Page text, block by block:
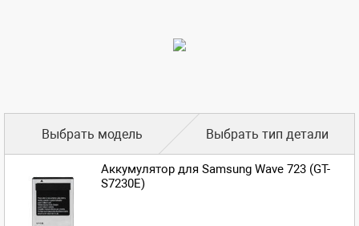
Выбрать модель Выбрать тип детали
Аккумулятор для Samsung Wave 723 (GT-
S7230E)